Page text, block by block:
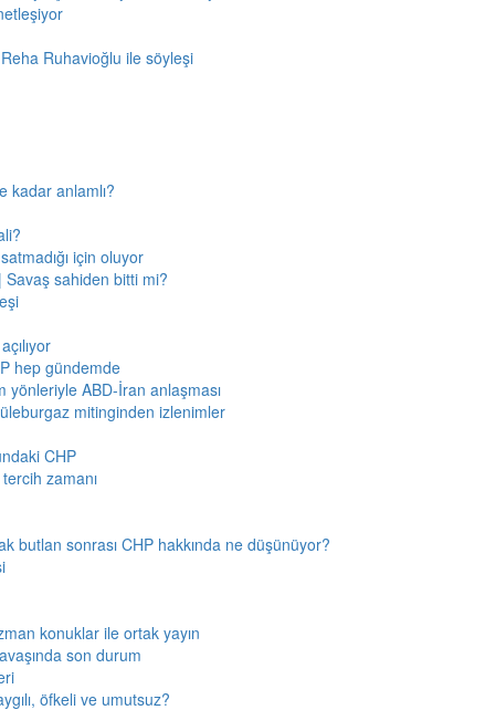
Ruhavioğlu ile söyleşi
kadar anlamlı?
için oluyor
Savaş sahiden bitti mi?
hep gündemde
yönleriyle ABD-İran anlaşması
mitinginden izlenimler
CHP
zamanı
butlan sonrası CHP hakkında ne düşünüyor?
konuklar ile ortak yayın
son durum
öfkeli ve umutsuz?